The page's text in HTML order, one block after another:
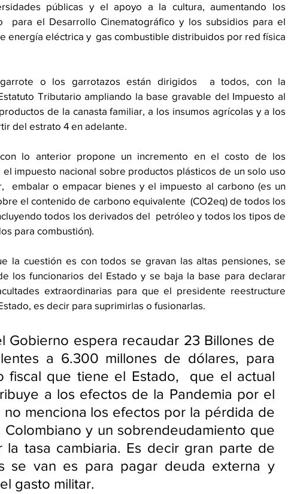
públicas y el apoyo a la cultura, aumentando los
para el Desarrollo Cinematográfico y los subsidios para el
energía eléctrica y  gas combustible distribuidos por red física
o los garrotazos están dirigidos  a todos, con la
Tributario ampliando la base gravable del Impuesto al
de la canasta familiar, a los insumos agrícolas y a los
del estrato 4 en adelante.
lo anterior propone un incremento en el costo de los
impuesto nacional sobre productos plásticos de un solo uso
embalar o empacar bienes y el impuesto al carbono (es un
el contenido de carbono equivalente  (CO2eq) de todos los
todos los derivados del  petróleo y todos los tipos de
para combustión).
la cuestión es con todos se gravan las altas pensiones, se
los funcionarios del Estado y se baja la base para declarar
extraordinarias para que el presidente reestructure
es decir para suprimirlas o fusionarlas.
Gobierno espera recaudar 23 Billones de
a 6.300 millones de dólares, para
fiscal que tiene el Estado,  que el actual
a los efectos de la Pandemia por el
no menciona los efectos por la pérdida de
y un sobrendeudamiento que
la tasa cambiaria. Es decir gran parte de
se van es para pagar deuda externa y
gasto militar.